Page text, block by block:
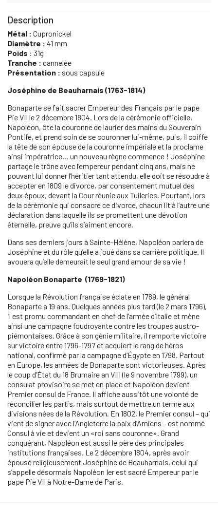
Description
Métal : Cupronickel
Diamètre : 41 mm
Poids : 31g
Tranche : cannelée
Présentation : sous capsule
Joséphine de Beauharnais (1763-1814)
Bonaparte se fait sacrer Empereur des Français par le pape
Pie VII le 2 décembre 1804. Lors de la cérémonie officielle,
Napoléon, ôte la couronne de laurier des mains du Souverain
Pontife, et prend soin de se couronner lui-même, puis, il coiffe
la tête de son épouse de la couronne impériale et la proclame
ainsi impératrice… un nouveau règne commence ! Joséphine
partage le trône avec l’empereur pendant cinq ans, mais ne
pouvant lui donner l’héritier tant attendu, elle doit se résoudre à
accepter en 1809 le divorce, par consentement mutuel des
deux époux, devant la Cour réunie aux Tuileries. Pourtant, lors
de la cérémonie qui consacre ce divorce, chacun lit à l’autre une
déclaration dans laquelle ils se promettent une dévotion
éternelle, preuve qu’ils s’aiment encore.
Dans ses derniers jours à Sainte-Hélène, Napoléon parlera de
Joséphine et du rôle qu’elle a joué dans sa carrière politique. Il
avouera qu’elle demeurait le seul grand amour de sa vie !
Napoléon Bonaparte (1769-1821)
Lorsque la Révolution française éclate en 1789, le général
Bonaparte a 19 ans. Quelques années plus tard (le 2 mars 1796),
il est promu commandant en chef de l’armée d’Italie et mène
ainsi une campagne foudroyante contre les troupes austro-
piémontaises. Grâce à son génie militaire, il remporte victoire
sur victoire entre 1796-1797 et acquiert le rang de héros
national, confirmé par la campagne d’Égypte en 1798. Partout
en Europe, les armées de Bonaparte sont victorieuses. Après
le coup d’État du 18 Brumaire an VIII (le 9 novembre 1799), un
consulat provisoire se met en place et Napoléon devient
Premier consul de France. Il affiche aussitôt une volonté de
réconcilier les partis, mais surtout de mettre un terme aux
divisions nées de la Révolution. En 1802, le Premier consul – qui
vient de signer avec l’Angleterre la paix d’Amiens – est nommé
Consul à vie et devient un «roi sans couronne». Grand
conquérant, Napoléon est aussi le père des principales
institutions françaises. Le 2 décembre 1804, après avoir
épousé religieusement Joséphine de Beauharnais, celui qui
s’appelle désormais Napoléon Ier est sacré Empereur par le
pape Pie VII à Notre-Dame de Paris.